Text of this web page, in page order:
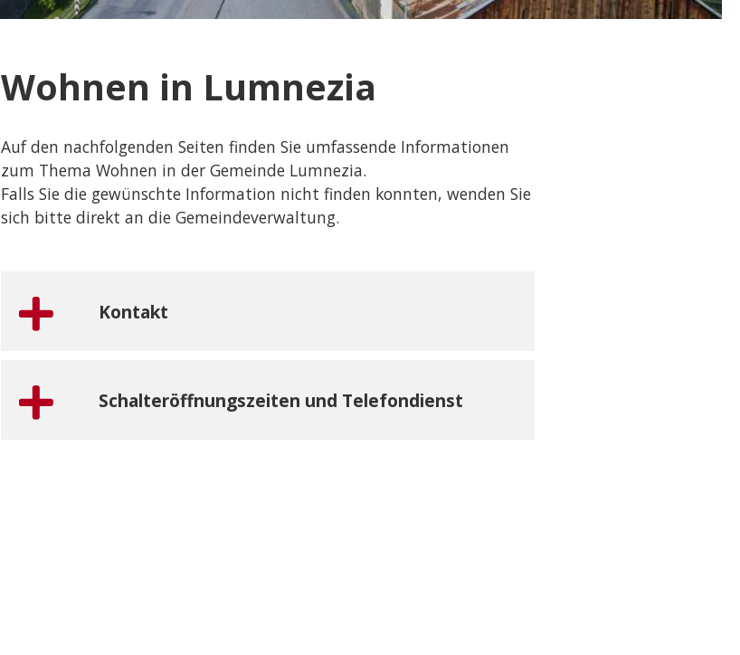
Wohnen in Lumnezia
Auf den nachfolgenden Seiten finden Sie umfassende Informationen
zum Thema Wohnen in der Gemeinde Lumnezia.
Falls Sie die gewünschte Information nicht finden konnten, wenden Sie
sich bitte direkt an die Gemeindeverwaltung.
Kontakt
Schalteröffnungszeiten und Telefondienst